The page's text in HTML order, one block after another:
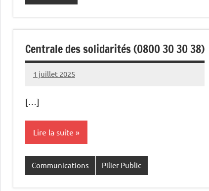
Centrale des solidarités (0800 30 30 38)
1 juillet 2025
Commune
[…]
Lire la suite
Communications Pilier Public